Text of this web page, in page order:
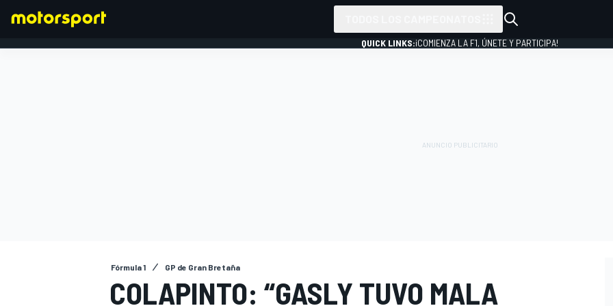
QUICK LINKS:¡COMIENZA LA F1, ÚNETE Y PARTICIPA!
Fórmula 1 GP de Gran Bretaña
COLAPINTO: “GASLY TUVO MALA